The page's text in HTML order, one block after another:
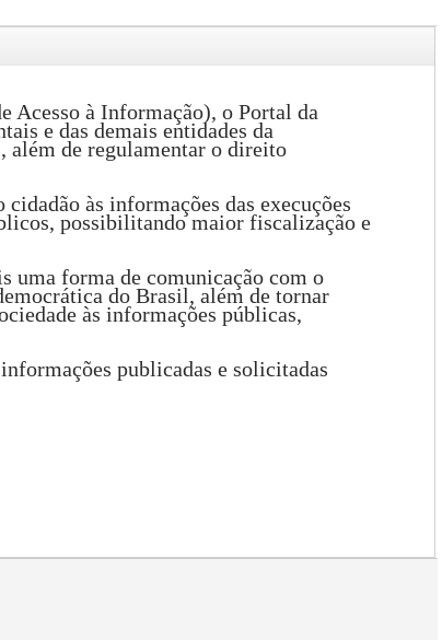
Acesso à Informação), o Portal da
e das demais entidades da
além de regulamentar o direito
às informações das execuções
possibilitando maior fiscalização e
uma forma de comunicação com o
do Brasil, além de tornar
às informações públicas,
publicadas e solicitadas